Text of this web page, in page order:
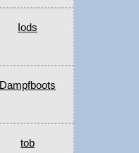
Iods
Dampfboots
tob